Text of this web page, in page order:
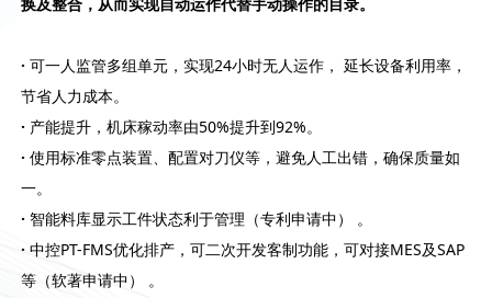
·可一人监管多组单元，实现24小时无人运作， 延长设备利用率，
节省人力成本。
· 产能提升，机床稼动率由50%提升到92%。
·使用标准零点装置、配置对刀仪等，避免人工出错，确保质量如
一。
·智能料库显示工件状态利于管理（专利申请中） 。
·中控PT-FMS优化排产，可二次开发客制功能，可对接MES及SAP
等（软著申请中） 。